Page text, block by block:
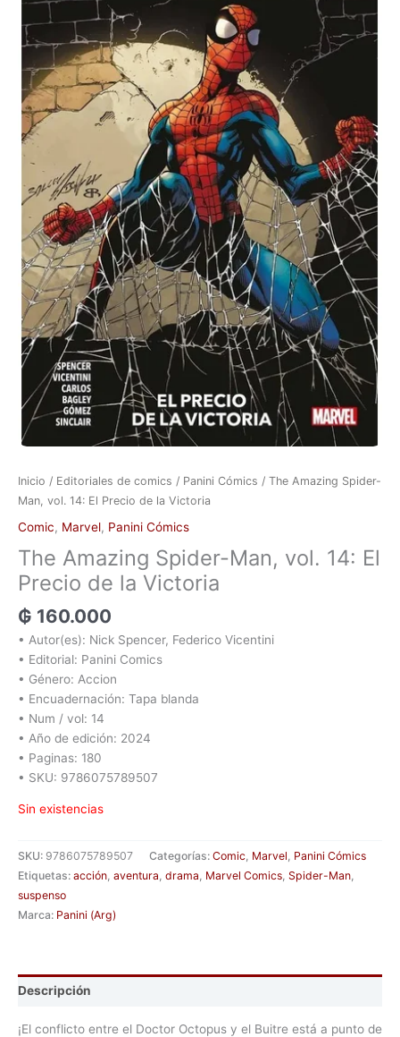
Inicio / Editoriales de comics / Panini Cómics / The Amazing Spider-
Man, vol. 14: El Precio de la Victoria
Comic, Marvel, Panini Cómics
The Amazing Spider-Man, vol. 14: El
Precio de la Victoria
₲ 160.000
• Autor(es): Nick Spencer, Federico Vicentini
• Editorial: Panini Comics
• Género: Accion
• Encuadernación: Tapa blanda
• Num / vol: 14
• Año de edición: 2024
• Paginas: 180
• SKU: 9786075789507
Sin existencias
SKU: 9786075789507 Categorías: Comic, Marvel, Panini Cómics
Etiquetas: acción, aventura, drama, Marvel Comics, Spider-Man,
suspenso
Marca: Panini (Arg)
Descripción
¡El conflicto entre el Doctor Octopus y el Buitre está a punto de